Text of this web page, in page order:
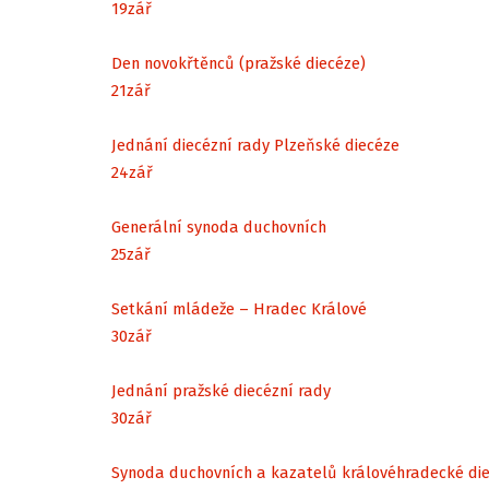
19zář
Den novokřtěnců (pražské diecéze)
21zář
Jednání diecézní rady Plzeňské diecéze
24zář
Generální synoda duchovních
25zář
Setkání mládeže – Hradec Králové
30zář
Jednání pražské diecézní rady
30zář
Synoda duchovních a kazatelů královéhradecké